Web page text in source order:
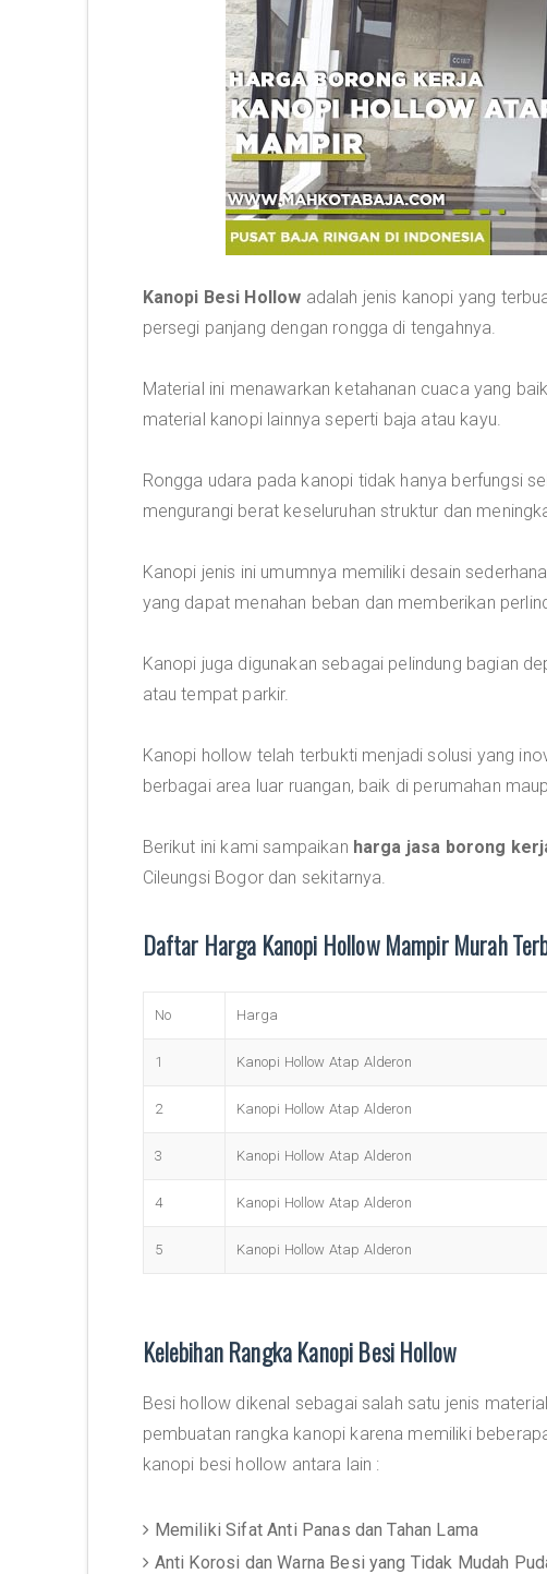
Kanopi Besi Hollow adalah jenis kanopi yang
persegi panjang dengan rongga di tengahnya.
Material ini menawarkan ketahanan cuaca yang
material kanopi lainnya seperti baja atau kayu.
Rongga udara pada kanopi tidak hanya berfungsi
mengurangi berat keseluruhan struktur dan
Kanopi jenis ini umumnya memiliki desain
yang dapat menahan beban dan memberikan
Kanopi juga digunakan sebagai pelindung bagian
atau tempat parkir.
Kanopi hollow telah terbukti menjadi solusi yang
berbagai area luar ruangan, baik di perumahan
Berikut ini kami sampaikan harga jasa borong
Cileungsi Bogor dan sekitarnya.
Daftar Harga Kanopi Hollow Mampir Murah
No Harga
1 Kanopi Hollow Atap Alderon
2 Kanopi Hollow Atap Alderon
3 Kanopi Hollow Atap Alderon
4 Kanopi Hollow Atap Alderon
5 Kanopi Hollow Atap Alderon
Kelebihan Rangka Kanopi Besi Hollow
Besi hollow dikenal sebagai salah satu jenis
pembuatan rangka kanopi karena memiliki
kanopi besi hollow antara lain :
Memiliki Sifat Anti Panas dan Tahan Lama
Anti Korosi dan Warna Besi yang Tidak Mudah